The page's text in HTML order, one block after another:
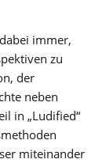
immer,
zu
der
neben
in „Ludified“
miteinander